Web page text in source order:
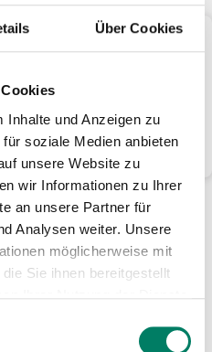
Über Cookies
Inhalte und Anzeigen zu
soziale Medien anbieten
unsere Website zu
wir Informationen zu Ihrer
an unsere Partner für
Analysen weiter. Unsere
möglicherweise mit
Sie ihnen bereitgestellt
in der VRS-App
mit Bus und Bahn von A
Fahrt mit vielen
Detailinfos gibt es in der